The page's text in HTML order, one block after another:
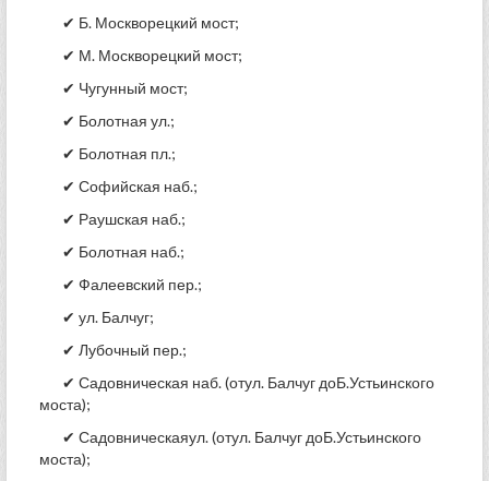
✔ Б. Москворецкий мост;
✔ М. Москворецкий мост;
✔ Чугунный мост;
✔ Болотная ул.;
✔ Болотная пл.;
✔ Софийская наб.;
✔ Раушская наб.;
✔ Болотная наб.;
✔ Фалеевский пер.;
✔ ул. Балчуг;
✔ Лубочный пер.;
✔ Садовническая наб. (отул. Балчуг доБ.Устьинского
моста);
✔ Садовническаяул. (отул. Балчуг доБ.Устьинского
моста);